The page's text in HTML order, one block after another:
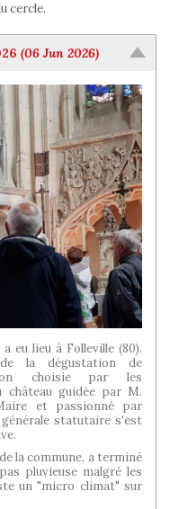
cercle.
(06 Jun 2026)
eu lieu à Folleville (80).
la dégustation de
choisie par les
guidée par M.
et passionné par
statutaire s'est
la commune, a terminé
pluvieuse malgré les
un "micro climat" sur